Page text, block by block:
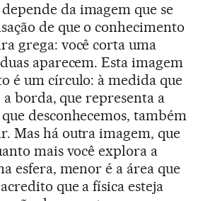
da imagem que se
de que o conhecimento
grega: você corta uma
aparecem. Esta imagem
é um círculo: à medida que
borda, que representa a
desconhecemos, também
Mas há outra imagem, que
mais você explora a
esfera, menor é a área que
que a física esteja